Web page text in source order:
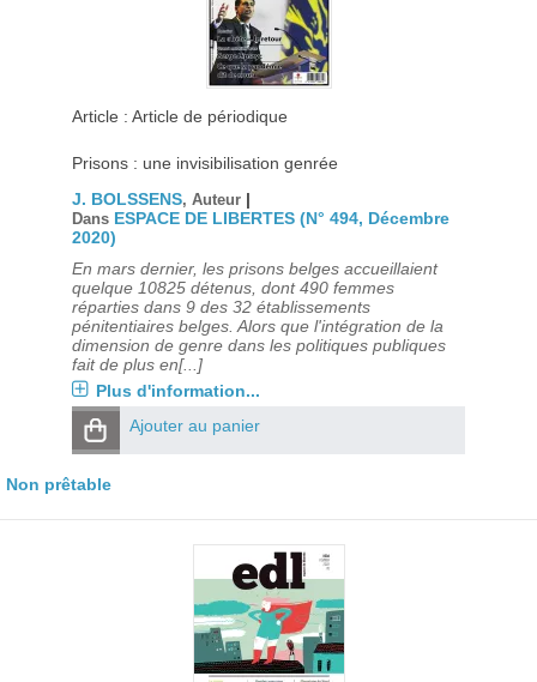
Article : Article de périodique
Prisons : une invisibilisation genrée
J. BOLSSENS, Auteur |
Dans ESPACE DE LIBERTES (N° 494, Décembre
2020)
En mars dernier, les prisons belges accueillaient
quelque 10825 détenus, dont 490 femmes
réparties dans 9 des 32 établissements
pénitentiaires belges. Alors que l'intégration de la
dimension de genre dans les politiques publiques
fait de plus en[...]
Plus d'information...
Ajouter au panier
Non prêtable